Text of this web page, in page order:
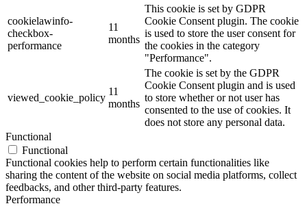
cookielawinfo-
checkbox-
performance
11
months
This cookie is set by GDPR
Cookie Consent plugin. The cookie
is used to store the user consent for
the cookies in the category
"Performance".
viewed_cookie_policy
11
months
The cookie is set by the GDPR
Cookie Consent plugin and is used
to store whether or not user has
consented to the use of cookies. It
does not store any personal data.
Functional
Functional
Functional cookies help to perform certain functionalities like
sharing the content of the website on social media platforms, collect
feedbacks, and other third-party features.
Performance